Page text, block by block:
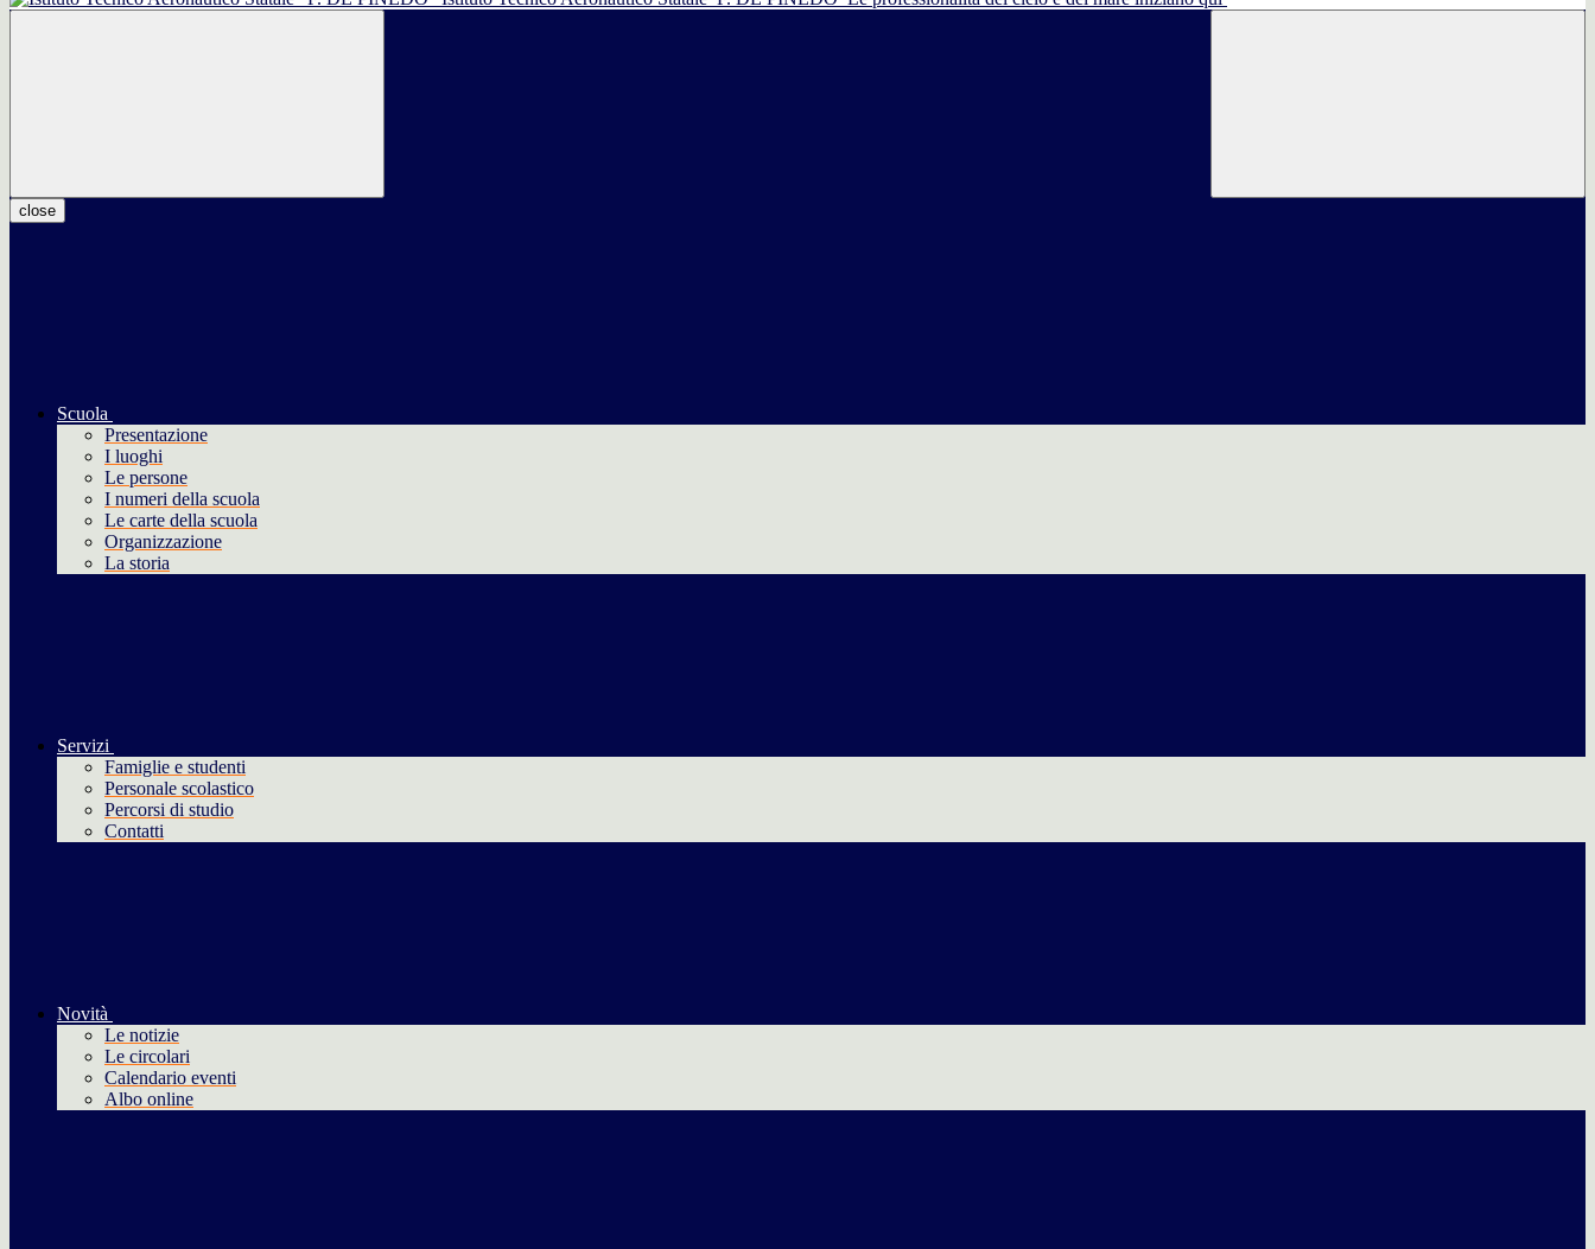
close
Scuola
Presentazione
I luoghi
Le persone
I numeri della scuola
Le carte della scuola
Organizzazione
La storia
Servizi
Famiglie e studenti
Personale scolastico
Percorsi di studio
Contatti
Novità
Le notizie
Le circolari
Calendario eventi
Albo online